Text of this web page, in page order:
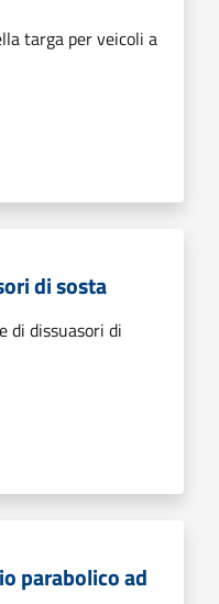
targa per veicoli a
di sosta
di dissuasori di
parabolico ad